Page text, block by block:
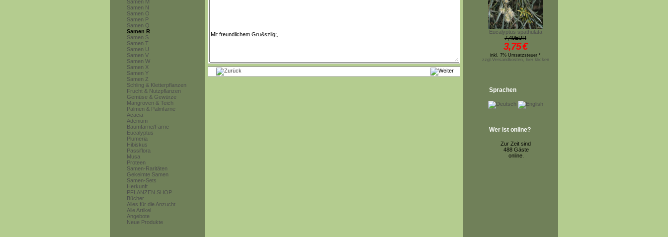
Samen M
Samen N
Samen O
Samen P
Samen Q
Samen R
Samen S
Samen T
Samen U
Samen V
Samen W
Samen X
Samen Y
Samen Z
Schling & Kletterpflanzen
Frucht & Nutzpflanzen
Gemüse & Gewürze
Mangroven & Teich
Palmen & Palmfarne
Acacia
Adenium
Baumfarne/Farne
Eucalyptus
Plumeria
Hibiskus
Passiflora
Musa
Proteen
Samen-Raritäten
Gekeimte Samen
Samen-Sets
Herkunft
PFLANZEN SHOP
Bücher
Alles für die Anzucht
Alle Artikel
Angebote
Neue Produkte
Eucalyptus spathulata
7,49EUR
3,75€
inkl. 7% Umsatzsteuer *
zzgl.Versandkosten, hier klicken
Sprachen
Wer ist online?
Zur Zeit sind
488 Gäste
online.